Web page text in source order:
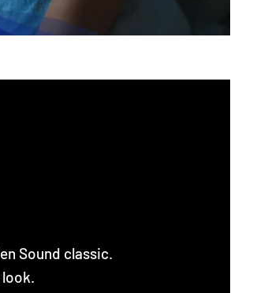
Sound classic.